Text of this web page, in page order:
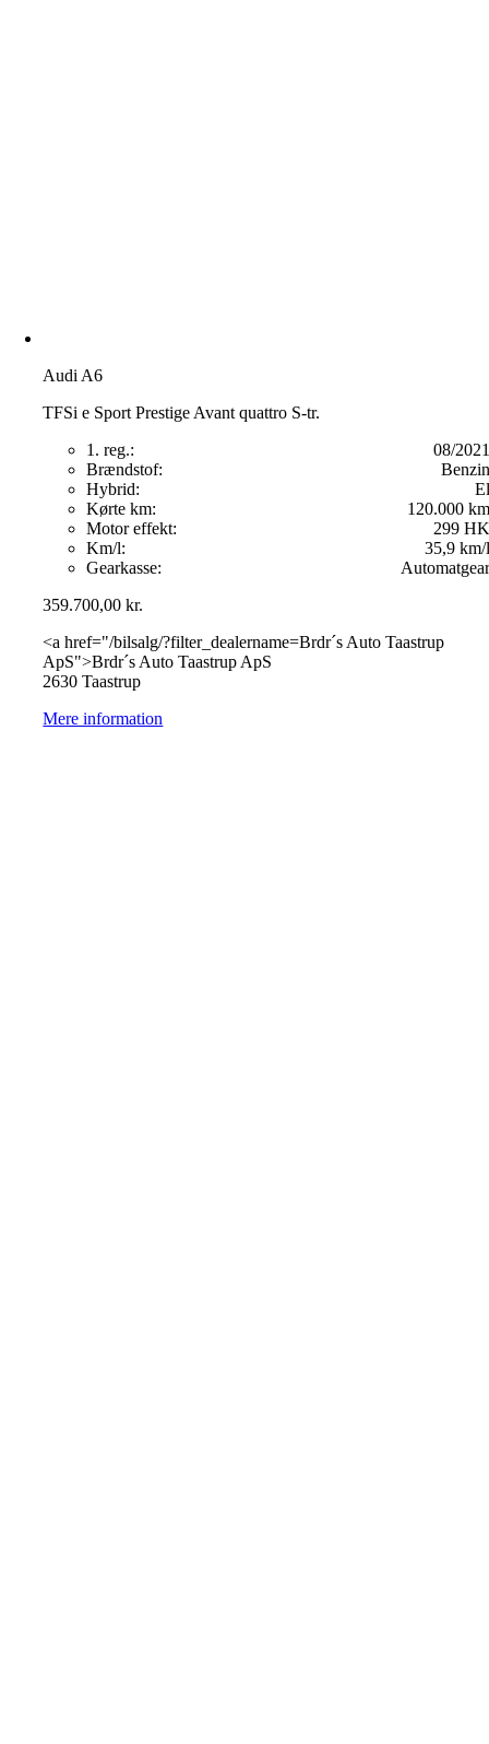
Audi A6
TFSi e Sport Prestige Avant quattro S-tr.
1. reg.:
08/2021
Brændstof:
Benzin
Hybrid:
El
Kørte km:
120.000 km
Motor effekt:
299 HK
Km/l:
35,9 km/l
Gearkasse:
Automatgear
359.700,00kr.
<a href="/bilsalg/?filter_dealername=Brdr´s Auto Taastrup
ApS">Brdr´s Auto Taastrup ApS
2630 Taastrup
Mere information